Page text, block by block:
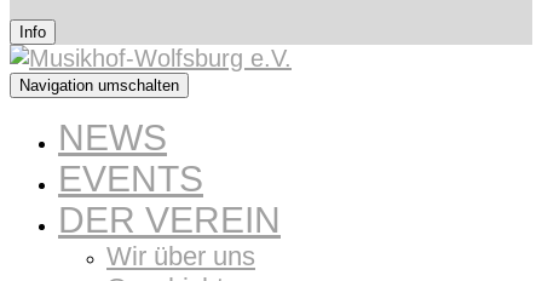
Info
Navigation umschalten
NEWS
EVENTS
DER VEREIN
Wir über uns